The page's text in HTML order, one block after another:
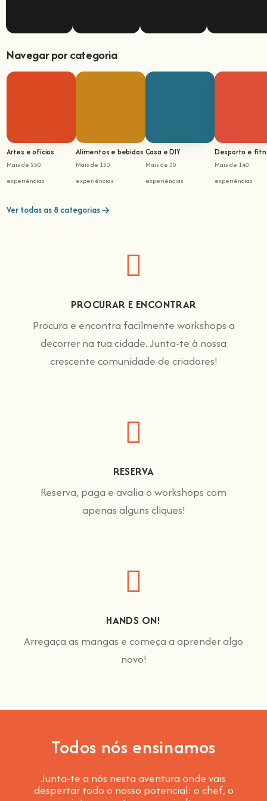
Navegar por categoria
Artes e ofícios
Mais de 250
experiências
Alimentos e bebidas
Mais de 130
experiências
Casa e DIY
Mais de 30
experiências
Desporto e
Mais de 140
experiências
Ver todas as 8 categorias
PROCURAR E ENCONTRAR
Procura e encontra facilmente workshops a
decorrer na tua cidade. Junta-te à nossa
crescente comunidade de criadores!
RESERVA
Reserva, paga e avalia o workshops com
apenas alguns cliques!
HANDS ON!
Arregaça as mangas e começa a aprender algo
novo!
Todos nós ensinamos
Junta-te a nós nesta aventura onde vais
despertar todo o nosso potencial: o chef, o